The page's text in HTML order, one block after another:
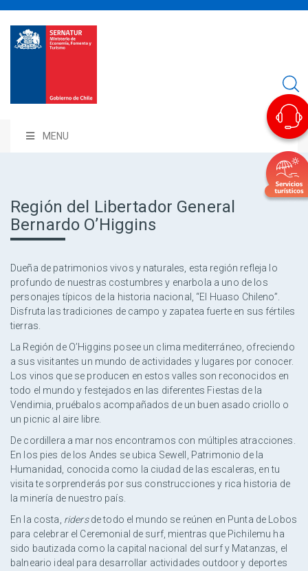
MENU
Región del Libertador General
Bernardo O’Higgins
Dueña de patrimonios vivos y naturales, esta región refleja lo
profundo de nuestras costumbres y enarbola a uno de los
personajes típicos de la historia nacional, “El Huaso Chileno”.
Disfruta las tradiciones de campo y zapatea fuerte en sus fértiles
tierras.
La Región de O’Higgins posee un clima mediterráneo, ofreciendo
a sus visitantes un mundo de actividades y lugares por conocer.
Los vinos que se producen en estos valles son reconocidos en
todo el mundo y festejados en las diferentes Fiestas de la
Vendimia, pruébalos acompañados de un buen asado criollo o
un picnic al aire libre.
De cordillera a mar nos encontramos con múltiples atracciones.
En los pies de los Andes se ubica Sewell, Patrimonio de la
Humanidad, conocida como la ciudad de las escaleras, en tu
visita te sorprenderás por sus construcciones y rica historia de
la minería de nuestro país.
En la costa, ridersde todo el mundo se reúnen en Punta de Lobos
para celebrar el Ceremonial de surf, mientras que Pichilemu ha
sido bautizada como la capital nacional del surf y Matanzas, el
balneario ideal para desarrollar actividades outdoor y deportes